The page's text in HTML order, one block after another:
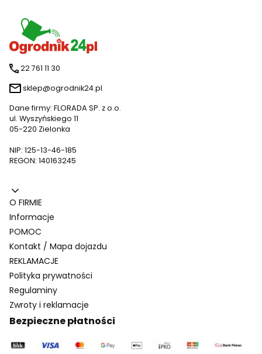
22 761 11 30
sklep@ogrodnik24.pl
Dane firmy: FLORADA SP. z o.o.
ul. Wyszyńskiego 11
05-220 Zielonka
NIP: 125-13-46-185
REGON: 140163245
Linki w stopce
O FIRMIE
Informacje
POMOC
Kontakt / Mapa dojazdu
REKLAMACJE
Polityka prywatności
Regulaminy
Zwroty i reklamacje
Bezpieczne płatności